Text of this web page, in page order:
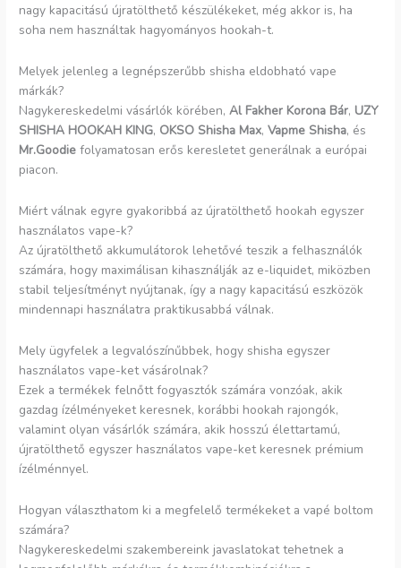
nagy kapacitású újratölthető készülékeket, még akkor is, ha
soha nem használtak hagyományos hookah-t.
Melyek jelenleg a legnépszerűbb shisha eldobható vape
márkák?
Nagykereskedelmi vásárlók körében,Al Fakher Korona Bár, UZY
SHISHA HOOKAH KING, OKSO Shisha Max,Vapme Shisha, és
Mr.Goodie folyamatosan erős keresletet generálnak a európai
piacon.
Miért válnak egyre gyakoribbá az újratölthető hookah egyszer
használatos vape-k?
Az újratölthető akkumulátorok lehetővé teszik a felhasználók
számára, hogy maximálisan kihasználják az e-liquidet, miközben
stabil teljesítményt nyújtanak, így a nagy kapacitású eszközök
mindennapi használatra praktikusabbá válnak.
Mely ügyfelek a legvalószínűbbek, hogy shisha egyszer
használatos vape-ket vásárolnak?
Ezek a termékek felnőtt fogyasztók számára vonzóak, akik
gazdag ízélményeket keresnek, korábbi hookah rajongók,
valamint olyan vásárlók számára, akik hosszú élettartamú,
újratölthető egyszer használatos vape-ket keresnek prémium
ízélménnyel.
Hogyan választhatom ki a megfelelő termékeket a vapé boltom
számára?
Nagykereskedelmi szakembereink javaslatokat tehetnek a